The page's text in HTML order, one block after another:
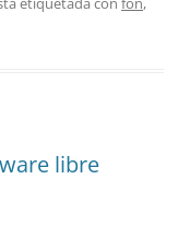
libre